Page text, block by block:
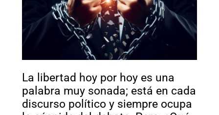
La libertad hoy por hoy es una
palabra muy sonada; está en cada
discurso político y siempre ocupa